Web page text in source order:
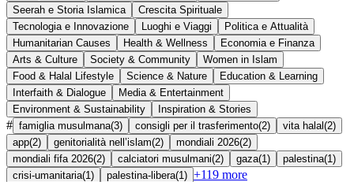
Seerah e Storia Islamica
Crescita Spirituale
Tecnologia e Innovazione
Luoghi e Viaggi
Politica e Attualità
Humanitarian Causes
Health & Wellness
Economia e Finanza
Arts & Culture
Society & Community
Women in Islam
Food & Halal Lifestyle
Science & Nature
Education & Learning
Interfaith & Dialogue
Media & Entertainment
Environment & Sustainability
Inspiration & Stories
# famiglia musulmana(3) consigli per il trasferimento(2) vita halal (2)
app(2) genitorialità nell’islam(2) mondiali 2026(2)
mondiali fifa 2026(2) calciatori musulmani(2) gaza(1 ) palestina(1 )
crisi-umanitaria(1 ) palestina-libera(1 ) +119 more